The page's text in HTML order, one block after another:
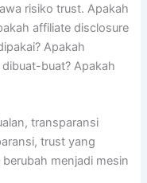
risiko trust. Apakah
affiliate disclosure
Apakah
buat? Apakah
transparansi
trust yang
menjadi mesin